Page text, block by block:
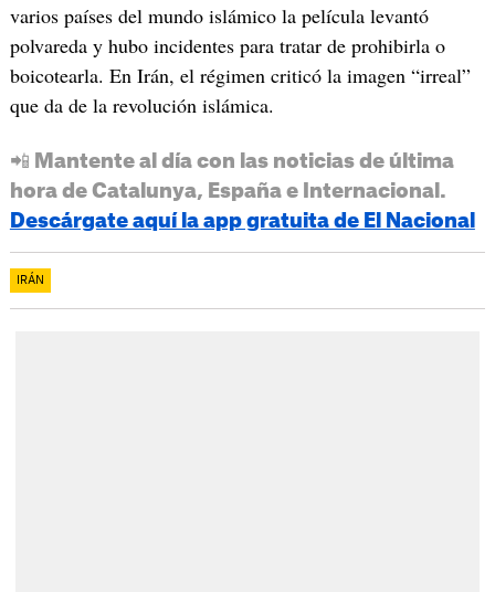
varios países del mundo islámico la película levantó
polvareda y hubo incidentes para tratar de prohibirla o
boicotearla. En Irán, el régimen criticó la imagen “irreal”
que da de la revolución islámica.
📲 Mantente al día con las noticias de última
hora de Catalunya, España e Internacional.
Descárgate aquí la app gratuita de El Nacional
IRÁN